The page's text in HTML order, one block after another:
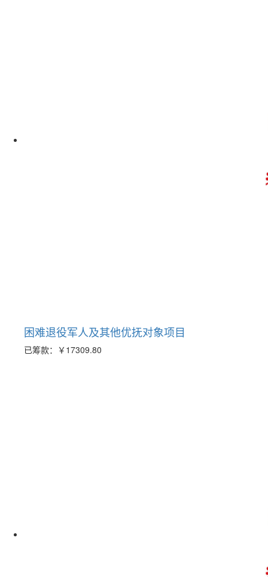
困难退役军人及其他优抚对象项目
已筹款： ￥17309.80